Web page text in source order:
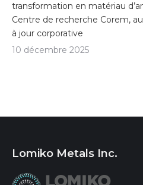
transformation en matériau
Centre de recherche Corem,
à jour corporative
10 décembre 2025
Lomiko Metals Inc.